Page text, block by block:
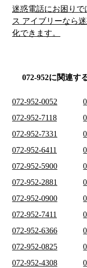
迷惑電話にお困り
ス アイブリーなら
化できます。
072-952に関連す
072-952-0052
072-952-7118
072-952-7331
072-952-6411
072-952-5900
072-952-2881
072-952-0900
072-952-7411
072-952-6366
072-952-0825
072-952-4308